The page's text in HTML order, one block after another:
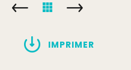
IMPRIMER